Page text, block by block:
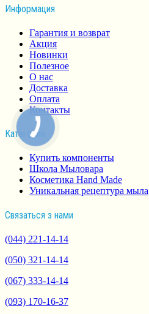
Информация
Гарантия и возврат
Акция
Новинки
Полезное
О нас
Доставка
Оплата
Контакты
Категории
Купить компоненты
Школа Мыловара
Косметика Hand Made
Уникальная рецептура мыла
Связаться з нами
(044) 221-14-14
(050) 321-14-14
(067) 333-14-14
(093) 170-16-37